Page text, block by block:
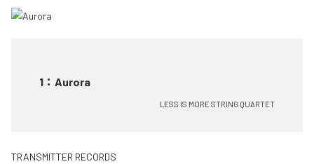
1 ： Aurora
LESS IS MORE STRING QUARTET
TRANSMITTER RECORDS